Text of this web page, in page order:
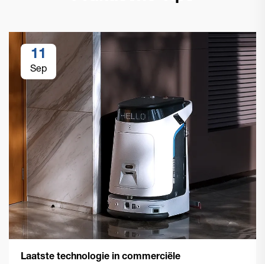
11
Sep
Laatste technologie in commerciële